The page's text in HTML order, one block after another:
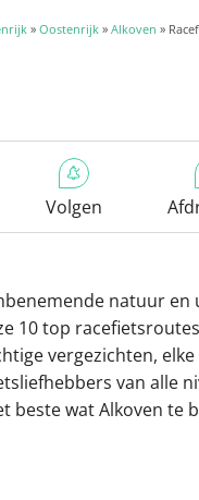
» Oostenrijk » Alkoven »
Volgen
natuur en
10 top
vergezichten,
van alle
beste wat Alkoven te